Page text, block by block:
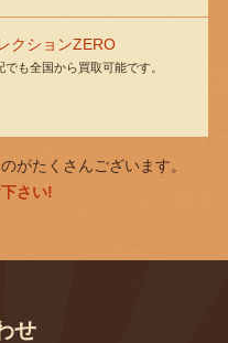
クションZERO
も全国から買取可能です。
がたくさんございます。
さい!
せ